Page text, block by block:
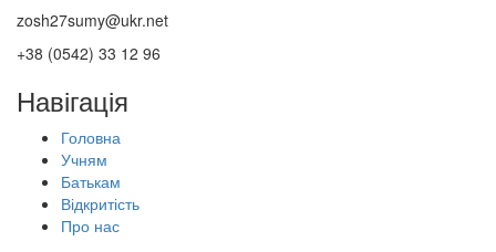
zosh27sumy@ukr.net
+38 (0542) 33 12 96
Навігація
Головна
Учням
Батькам
Відкритість
Про нас